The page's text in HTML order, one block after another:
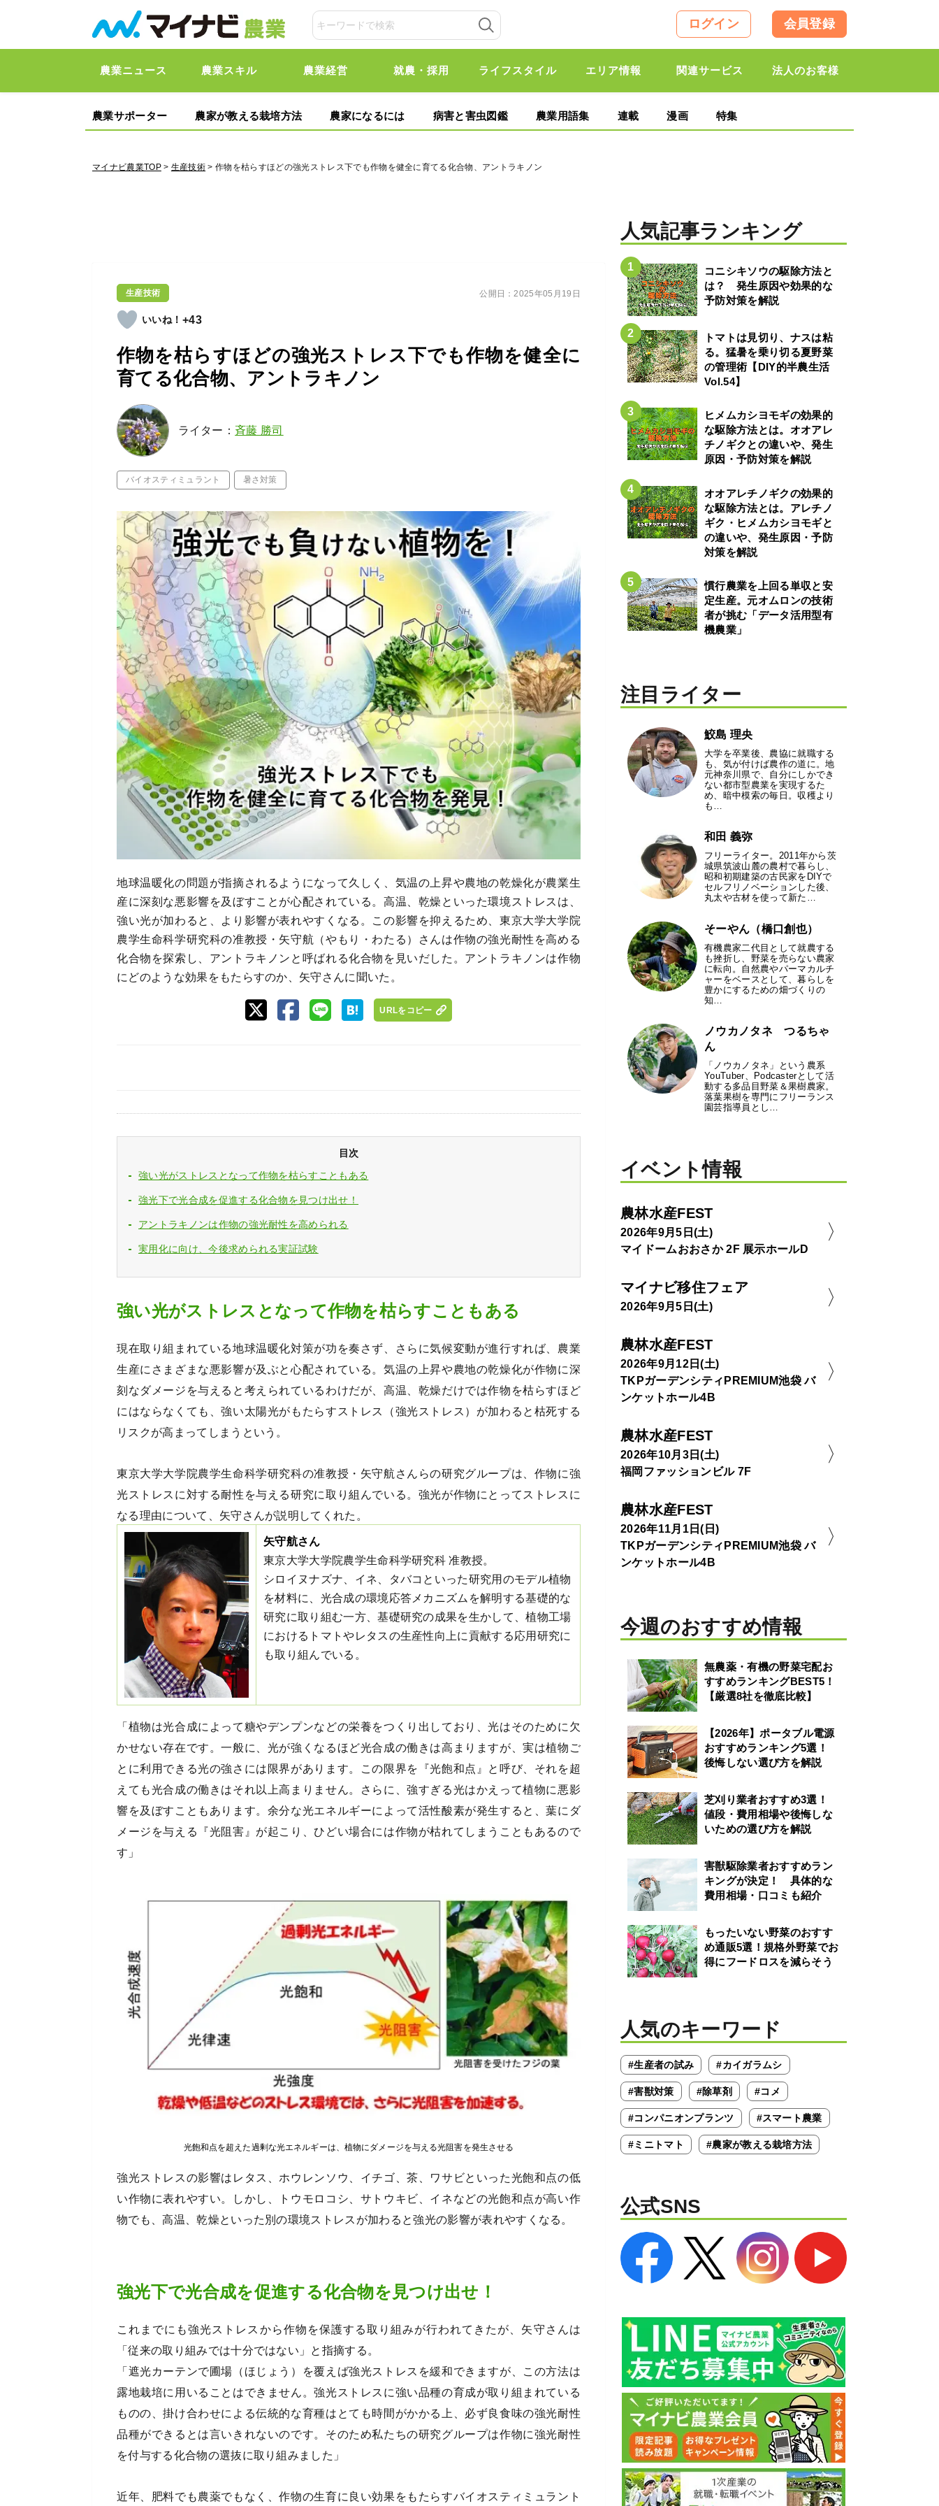
ログイン 会員登録
農業ニュース 農業スキル 農業経営 就農・採用 ライフスタイル エリア情報 関連サービス 法人のお客様
農業サポーター 農家が教える栽培方法 農家になるには 病害と害虫図鑑 農業用語集 連載 漫画 特集
マイナビ農業TOP> 生産技術 > 作物を枯らすほどの強光ストレス下でも作物を健全に育てる化合物、アントラキノン
生産技術
+43
作物を枯らすほどの強光ストレス下でも作物を健全に
育てる化合物、アントラキノン
ライター： 斉藤 勝司
バイオスティミュラント 暑さ対策
公開日：2025年05月19日
地球温暖化の問題が指摘されるようになって久しく、気温の上昇や農地の乾燥化が農業生
産に深刻な悪影響を及ぼすことが心配されている。高温、乾燥といった環境ストレスは、
強い光が加わると、より影響が表れやすくなる。この影響を抑えるため、東京大学大学院
農学生命科学研究科の准教授・矢守航（やもり・わたる）さんは作物の強光耐性を高める
化合物を探索し、アントラキノンと呼ばれる化合物を見いだした。アントラキノンは作物
にどのような効果をもたらすのか、矢守さんに聞いた。
URLをコピー
目次
強い光がストレスとなって作物を枯らすこともある
強光下で光合成を促進する化合物を見つけ出せ！
アントラキノンは作物の強光耐性を高められる
実用化に向け、今後求められる実証試験
強い光がストレスとなって作物を枯らすこともある
現在取り組まれている地球温暖化対策が功を奏さず、さらに気候変動が進行すれば、農業
生産にさまざまな悪影響が及ぶと心配されている。気温の上昇や農地の乾燥化が作物に深
刻なダメージを与えると考えられているわけだが、高温、乾燥だけでは作物を枯らすほど
にはならなくても、強い太陽光がもたらすストレス（強光ストレス）が加わると枯死する
リスクが高まってしまうという。
東京大学大学院農学生命科学研究科の准教授・矢守航さんらの研究グループは、作物に強
光ストレスに対する耐性を与える研究に取り組んでいる。強光が作物にとってストレスに
なる理由について、矢守さんが説明してくれた。
矢守航さん
東京大学大学院農学生命科学研究科 准教授。
シロイヌナズナ、イネ、タバコといった研究用のモデル植物
を材料に、光合成の環境応答メカニズムを解明する基礎的な
研究に取り組む一方、基礎研究の成果を生かして、植物工場
におけるトマトやレタスの生産性向上に貢献する応用研究に
も取り組んでいる。
「植物は光合成によって糖やデンプンなどの栄養をつくり出しており、光はそのために欠
かせない存在です。一般に、光が強くなるほど光合成の働きは高まりますが、実は植物ご
とに利用できる光の強さには限界があります。この限界を『光飽和点』と呼び、それを超
えても光合成の働きはそれ以上高まりません。さらに、強すぎる光はかえって植物に悪影
響を及ぼすこともあります。余分な光エネルギーによって活性酸素が発生すると、葉にダ
メージを与える『光阻害』が起こり、ひどい場合には作物が枯れてしまうこともあるので
す」
光飽和点を超えた過剰な光エネルギーは、植物にダメージを与える光阻害を発生させる
強光ストレスの影響はレタス、ホウレンソウ、イチゴ、茶、ワサビといった光飽和点の低
い作物に表れやすい。しかし、トウモロコシ、サトウキビ、イネなどの光飽和点が高い作
物でも、高温、乾燥といった別の環境ストレスが加わると強光の影響が表れやすくなる。
強光下で光合成を促進する化合物を見つけ出せ！
これまでにも強光ストレスから作物を保護する取り組みが行われてきたが、矢守さんは
「従来の取り組みでは十分ではない」と指摘する。
「遮光カーテンで圃場（ほじょう）を覆えば強光ストレスを緩和できますが、この方法は
露地栽培に用いることはできません。強光ストレスに強い品種の育成が取り組まれている
ものの、掛け合わせによる伝統的な育種はとても時間がかかる上、必ず良食味の強光耐性
品種ができるとは言いきれないのです。そのため私たちの研究グループは作物に強光耐性
を付与する化合物の選抜に取り組みました」
近年、肥料でも農薬でもなく、作物の生育に良い効果をもたらすバイオスティミュラント
人気記事ランキング
コニシキソウの駆除方法と
は？ 発生原因や効果的な
予防対策を解説
トマトは見切り、ナスは粘
る。猛暑を乗り切る夏野菜
の管理術【DIY的半農生活
Vol.54】
ヒメムカシヨモギの効果的
な駆除方法とは。オオアレ
チノギクとの違いや、発生
原因・予防対策を解説
オオアレチノギクの効果的
な駆除方法とは。アレチノ
ギク・ヒメムカシヨモギと
の違いや、発生原因・予防
対策を解説
慣行農業を上回る単収と安
定生産。元オムロンの技術
者が挑む「データ活用型有
機農業」
注目ライター
鮫島 理央
大学を卒業後、農協に就職する
も、気が付けば農作の道に。地
元神奈川県で、自分にしかでき
ない都市型農業を実現するた
め、暗中模索の毎日。収穫より
も…
和田 義弥
フリーライター。2011年から茨
城県筑波山麓の農村で暮らし、
昭和初期建築の古民家をDIYで
セルフリノベーションした後、
丸太や古材を使って新た…
そーやん（橋口創也）
有機農家二代目として就農する
も挫折し、野菜を売らない農家
に転向。自然農やパーマカルチ
ャーをベースとして、暮らしを
豊かにするための畑づくりの
知…
ノウカノタネ つるちゃ
ん
「ノウカノタネ」という農系
YouTuber、Podcasterとして活
動する多品目野菜＆果樹農家。
落葉果樹を専門にフリーランス
園芸指導員とし…
イベント情報
農林水産FEST
2026年9月5日(土)
マイドームおおさか 2F 展示ホールD
マイナビ移住フェア
2026年9月5日(土)
農林水産FEST
2026年9月12日(土)
TKPガーデンシティPREMIUM池袋 バ
ンケットホール4B
農林水産FEST
2026年10月3日(土)
福岡ファッションビル 7F
農林水産FEST
2026年11月1日(日)
TKPガーデンシティPREMIUM池袋 バ
ンケットホール4B
今週のおすすめ情報
無農薬・有機の野菜宅配お
すすめランキングBEST5！
【厳選8社を徹底比較】
【2026年】ポータブル電源
おすすめランキング5選！
後悔しない選び方を解説
芝刈り業者おすすめ3選！
値段・費用相場や後悔しな
いための選び方を解説
害獣駆除業者おすすめラン
キングが決定！ 具体的な
費用相場・口コミも紹介
もったいない野菜のおすす
め通販5選！規格外野菜でお
得にフードロスを減らそう
人気のキーワード
#生産者の試み #カイガラムシ
#害獣対策 #除草剤 #コメ
#コンパニオンプランツ #スマート農業
#ミニトマト #農家が教える栽培方法
公式SNS